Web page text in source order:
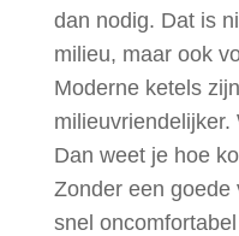
dan nodig. Dat is
milieu, maar ook
Moderne ketels
Dan weet je hoe
Zonder een goede
snel